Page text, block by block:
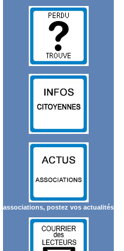
associations, postez vos actualités